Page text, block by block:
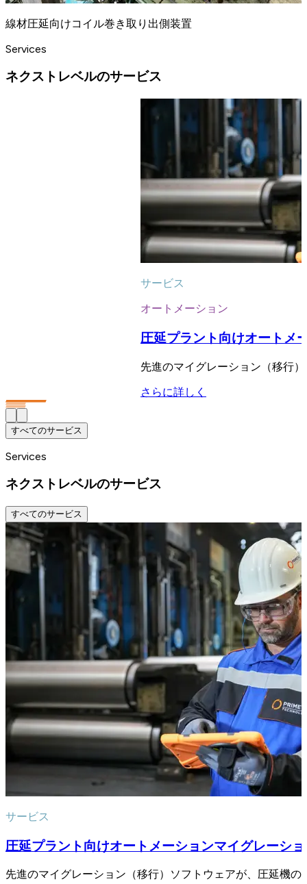
線材圧延向けコイル巻き取り出側装置
Services
ネクストレベルのサービス
サービス
オートメーション
圧延プラント向けオートメ
先進のマイグレーション（移行
さらに詳しく
すべてのサービス
Services
ネクストレベルのサービス
すべてのサービス
サービス
圧延プラント向けオートメーションマイグレーシ
先進のマイグレーション（移行）ソフトウェアが、圧延機